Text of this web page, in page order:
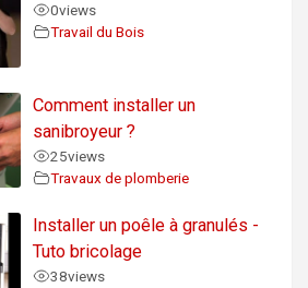
0views
Travail du Bois
Comment installer un
sanibroyeur ?
25views
Travaux de plomberie
Installer un poêle à granulés -
Tuto bricolage
38views